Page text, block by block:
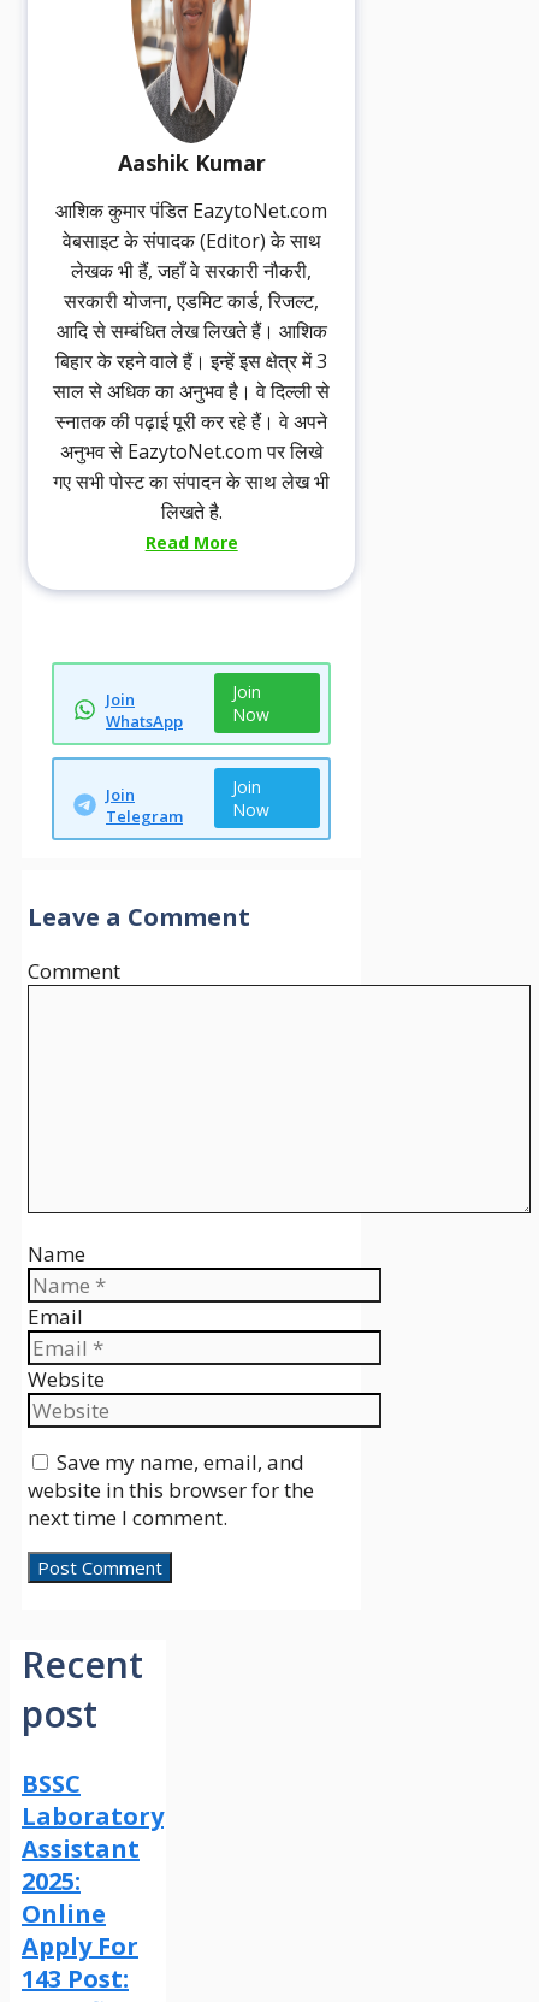
Aashik Kumar
आशिक कुमार पंडित EazytoNet.com
वेबसाइट के संपादक (Editor) के साथ
लेखक भी हैं, जहाँ वे सरकारी नौकरी,
सरकारी योजना, एडमिट कार्ड, रिजल्ट,
आदि से सम्बंधित लेख लिखते हैं। आशिक
बिहार के रहने वाले हैं। इन्हें इस क्षेत्र में 3
साल से अधिक का अनुभव है। वे दिल्ली से
स्नातक की पढ़ाई पूरी कर रहे हैं। वे अपने
अनुभव से EazytoNet.com पर लिखे
गए सभी पोस्ट का संपादन के साथ लेख भी
लिखते है.
Read More
Join
WhatsApp
Join
Now
Join
Telegram
Join
Now
Leave a Comment
Comment
Name
Email
Website
Save my name, email, and
website in this browser for the
next time I comment.
Recent
post
BSSC
Laboratory
Assistant
2025:
Online
Apply For
143 Post: